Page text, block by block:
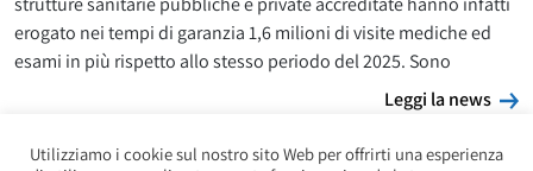
erogato nei tempi di garanzia 1,6 milioni di visite mediche ed
esami in più rispetto allo stesso periodo del 2025. Sono
Leggi la news
Utilizziamo i cookie sul nostro sito Web per offrirti una esperienza